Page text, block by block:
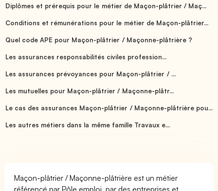
Diplômes et prérequis pour le métier de Maçon-plâtrier / Maç...
Conditions et rémunérations pour le métier de Maçon-plâtrier...
Quel code APE pour Maçon-plâtrier / Maçonne-plâtrière ?
Les assurances responsabilités civiles profession...
Les assurances prévoyances pour Maçon-plâtrier / ...
Les mutuelles pour Maçon-plâtrier / Maçonne-plâtr...
Le cas des assurances Maçon-plâtrier / Maçonne-plâtrière pou...
Les autres métiers dans la même famille Travaux e...
Maçon-plâtrier / Maçonne-plâtrière est un métier
référencé par Pôle emploi, par des entreprises et